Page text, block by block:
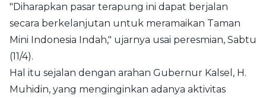
"Diharapkan pasar terapung ini dapat berjalan
secara berkelanjutan untuk meramaikan Taman
Mini Indonesia Indah," ujarnya usai peresmian, Sabtu
(11/4).
Hal itu sejalan dengan arahan Gubernur Kalsel, H.
Muhidin, yang menginginkan adanya aktivitas